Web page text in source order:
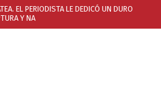
EL PERIODISTA LE DEDICÓ UN DURO
Y NA